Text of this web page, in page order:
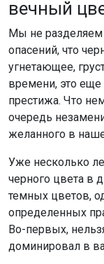
вечный
Мы не разделяем
опасений, что
угнетающее,
времени, это еще
престижа. Что
очередь
желанного в
Уже несколько
черного цвета в
темных цветов,
определенных
Во-первых,
доминировал в